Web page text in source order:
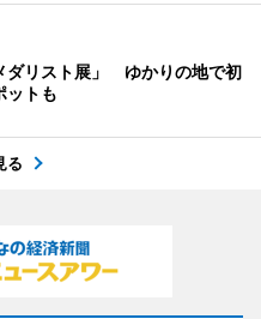
ダリスト展」 ゆかりの地で初
ットも
る